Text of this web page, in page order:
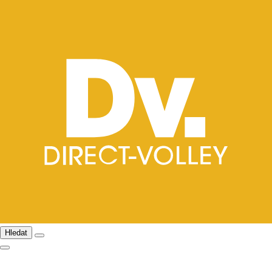
Hledat